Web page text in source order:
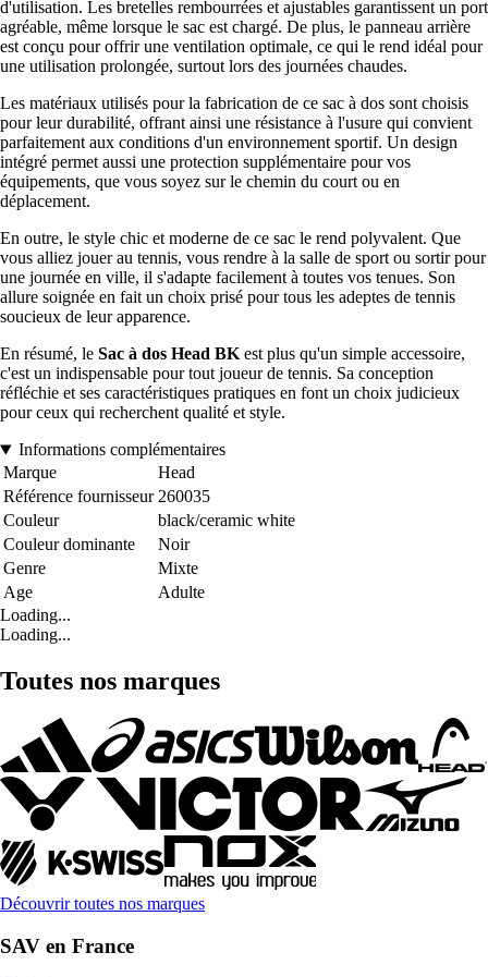
d'utilisation. Les bretelles rembourrées et ajustables garantissent un port
agréable, même lorsque le sac est chargé. De plus, le panneau arrière
est conçu pour offrir une ventilation optimale, ce qui le rend idéal pour
une utilisation prolongée, surtout lors des journées chaudes.
Les matériaux utilisés pour la fabrication de ce sac à dos sont choisis
pour leur durabilité, offrant ainsi une résistance à l'usure qui convient
parfaitement aux conditions d'un environnement sportif. Un design
intégré permet aussi une protection supplémentaire pour vos
équipements, que vous soyez sur le chemin du court ou en
déplacement.
En outre, le style chic et moderne de ce sac le rend polyvalent. Que
vous alliez jouer au tennis, vous rendre à la salle de sport ou sortir pour
une journée en ville, il s'adapte facilement à toutes vos tenues. Son
allure soignée en fait un choix prisé pour tous les adeptes de tennis
soucieux de leur apparence.
En résumé, le Sac à dos Head BK est plus qu'un simple accessoire,
c'est un indispensable pour tout joueur de tennis. Sa conception
réfléchie et ses caractéristiques pratiques en font un choix judicieux
pour ceux qui recherchent qualité et style.
Informations complémentaires
Marque
Head
Référence fournisseur 260035
Couleur
black/ceramic white
Couleur dominante
Noir
Genre
Mixte
Age
Adulte
Loading...
Loading...
Toutes nos marques
Découvrir toutes nos marques
SAV en France